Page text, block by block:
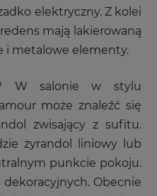
elektryczny. Z kolei
mają lakierowaną
i metalowe elementy.
W salonie w stylu
może znaleźć się
zwisający z sufitu.
żyrandol liniowy lub
punkcie pokoju.
Obecnie